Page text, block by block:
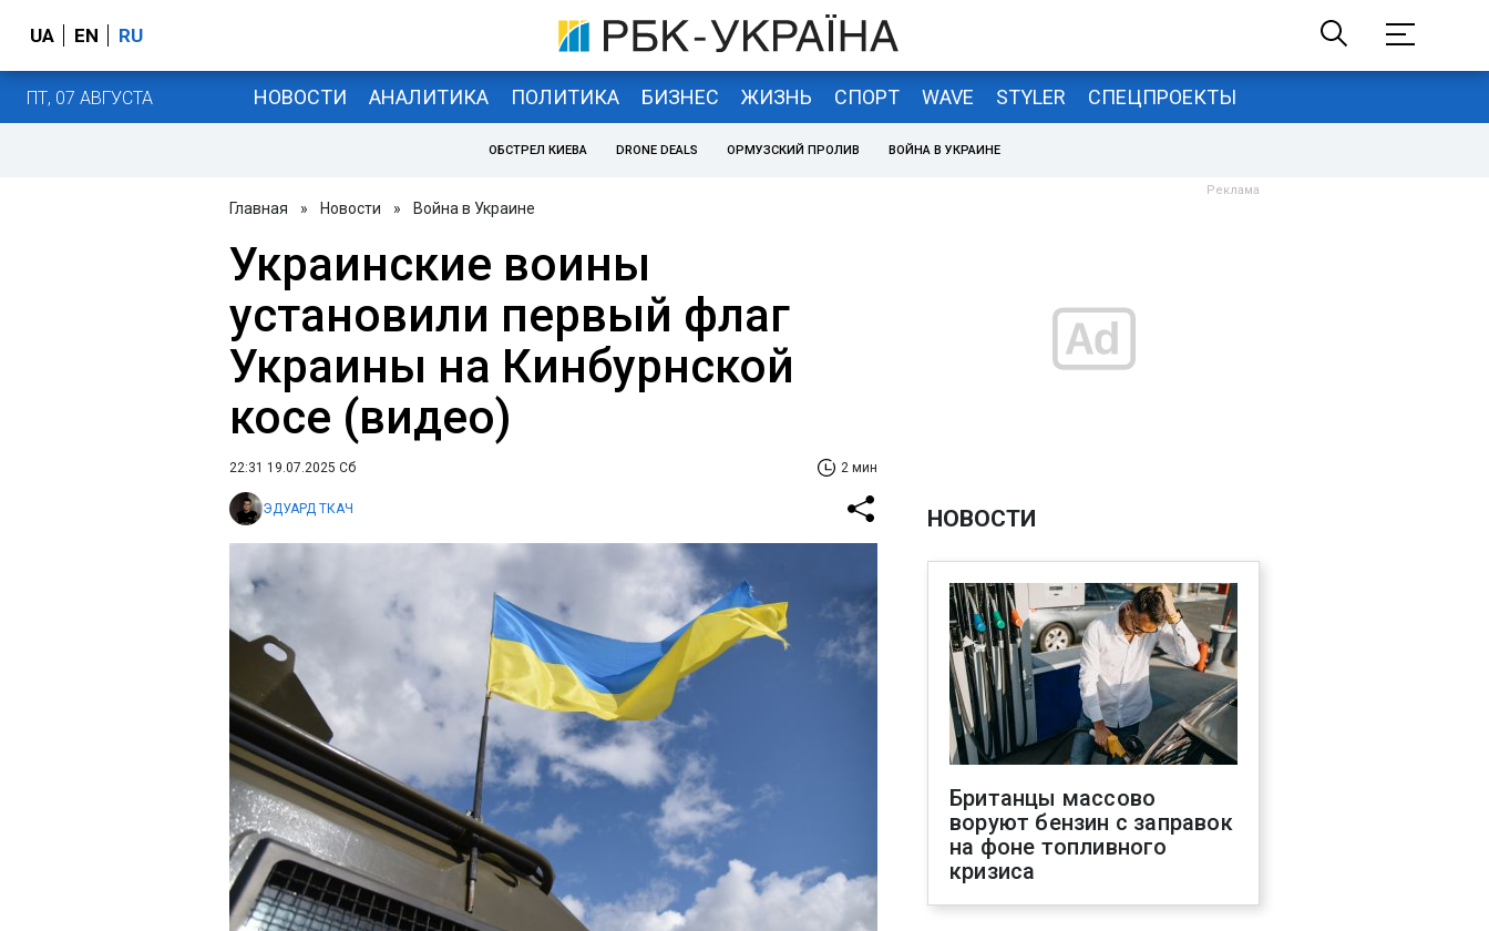
UA EN RU
ПТ, 07 АВГУСТА НОВОСТИ АНАЛИТИКА ПОЛИТИКА БИЗНЕС ЖИЗНЬ СПОРТ WAVE STYLER СПЕЦПРОЕКТЫ
ОБСТРЕЛ КИЕВА DRONE DEALS ОРМУЗСКИЙ ПРОЛИВ ВОЙНА В УКРАИНЕ
Главная » Новости » Война в Украине
Украинские воины
установили первый флаг
Украины на Кинбурнской
косе (видео)
22:31 19.07.2025 Сб 2 мин
ЭДУАРД ТКАЧ НОВОСТИ
Британцы массово
воруют бензин с заправок
на фоне топливного
кризиса